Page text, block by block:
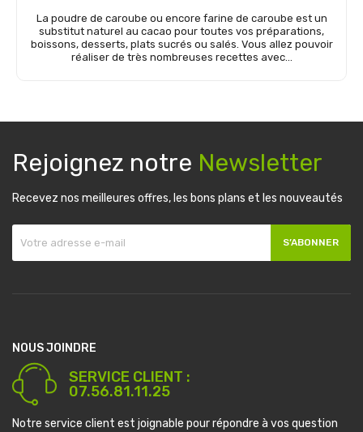
La poudre de caroube ou encore farine de caroube est un
substitut naturel au cacao pour toutes vos préparations,
boissons, desserts, plats sucrés ou salés. Vous allez pouvoir
réaliser de très nombreuses recettes avec...
Rejoignez notre Newsletter
Recevez nos meilleures offres, les bons plans et les nouveautés
S’ABONNER
NOUS JOINDRE
SERVICE CLIENT :
07.56.81.11.25
Notre service client est joignable pour répondre à vos question